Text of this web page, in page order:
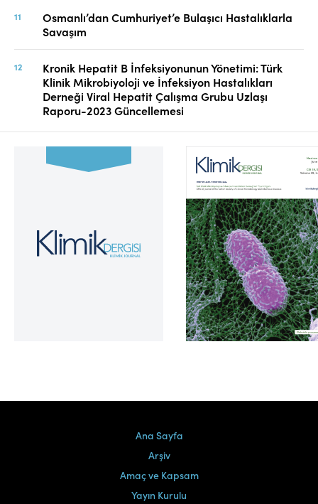
Osmanlı’dan Cumhuriyet’e Bulaşıcı Hastalıklarla
Savaşım
Kronik Hepatit B İnfeksiyonunun Yönetimi: Türk
Klinik Mikrobiyoloji ve İnfeksiyon Hastalıkları
Derneği Viral Hepatit Çalışma Grubu Uzlaşı
Raporu-2023 Güncellemesi
Cilt 39, Sayı 2
Ana Sayfa
Arşiv
Amaç ve Kapsam
Yayın Kurulu